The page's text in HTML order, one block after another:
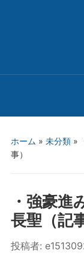
ホーム » 未分類»
事）
・強豪
長聖（記
投稿者: